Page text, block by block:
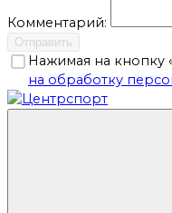
Комментарий:
Отправить
Нажимая на кнопку
на обработку